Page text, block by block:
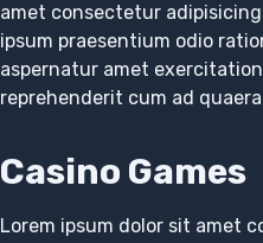
amet consectetur
ipsum praesentium odio
aspernatur amet
reprehenderit cum ad
Casino Games
Lorem ipsum dolor sit amet